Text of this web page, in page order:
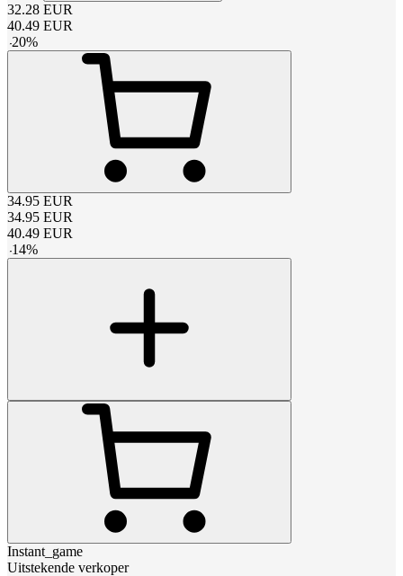
32.28 EUR
40.49 EUR
-20%
34.95 EUR
34.95 EUR
40.49 EUR
-14%
Instant_game
Uitstekende verkoper